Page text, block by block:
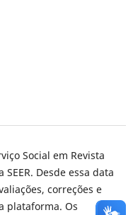
Social em Revista
Desde essa data
correções e
plataforma. Os